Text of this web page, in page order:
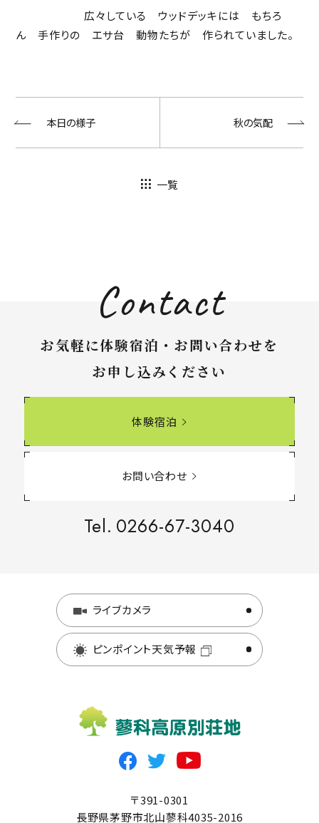
広々している ウッドデッキには もちろ
ん 手作りの エサ台 動物たちが 作られていました。
本日の様子 秋の気配
一覧
Contact
お気軽に体験宿泊・お問い合わせを
お申し込みください
体験宿泊
お問い合わせ
Tel. 0266-67-3040
ライブカメラ
ピンポイント天気予報
〒391-0301
長野県茅野市北山蓼科4035-2016